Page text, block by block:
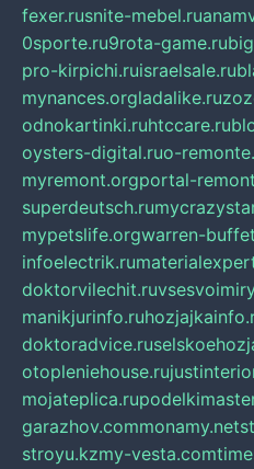
fexer.rusnite-mebel.ru
0sporte.ru9rota-game.ru
pro-kirpichi.ruisraelsale.ru
mynances.orgladalike.ru
odnokartinki.ruhtccare.ru
oysters-digital.ruo-
myremont.orgportal-
superdeutsch.ru
mypetslife.orgwarren-
infoelectrik.ru
doktorvilechit.ru
manikjurinfo.ru
doktoradvice.ru
otopleniehouse.ru
mojateplica.ru
garazhov.commonamy.net
stroyu.kzmy-vesta.com